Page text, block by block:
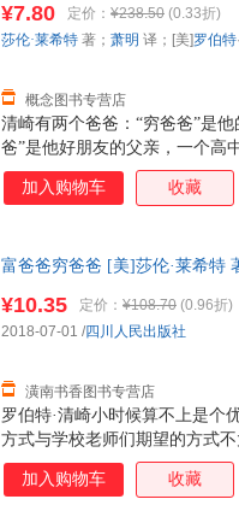
清崎有两个爸爸：“穷爸爸”是
爸”是他好朋友的父亲，一个高
从“穷爸爸”为他设计的人生道
的人生初期。直到1977年，清
爸”截然不同的金钱观和财富观
¥7.80 定价： ¥238.50 (0.33折)
概念图书专营店
莎伦·莱希特 著； 萧明 译；[美]罗伯特
加入购物车 收藏
富爸爸穷爸爸 [美]莎伦·莱希特
换】
罗伯特·清崎小时候算不上是
方式与学校老师们期望的方式
——富爸爸，并通过他学到了金
可以在40多岁的时候就退休并
¥10.35 定价： ¥108.70 (0.96折)
潢南书香图书专营店
2018-07-01 /四川人民出版社
加入购物车 收藏